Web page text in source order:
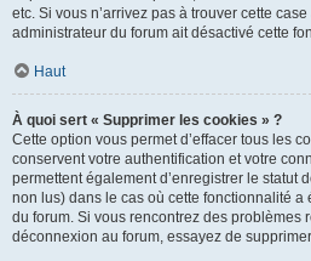
etc. Si vous n’arrivez pas à trouver cette
administrateur du forum ait désactivé cette
Haut
À quoi sert « Supprimer les cookies » ?
Cette option vous permet d’effacer tous les
conservent votre authentification et votre
permettent également d’enregistrer le statut
non lus) dans le cas où cette fonctionnalité
du forum. Si vous rencontrez des problèmes
déconnexion au forum, essayez de